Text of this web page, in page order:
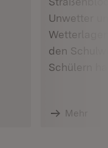
Unwetter
den
Schülern
Mehr